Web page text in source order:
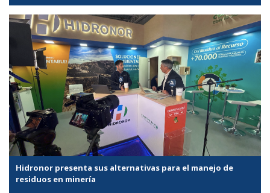
Hidronor presenta sus alternativas para el manejo de
residuos en minería